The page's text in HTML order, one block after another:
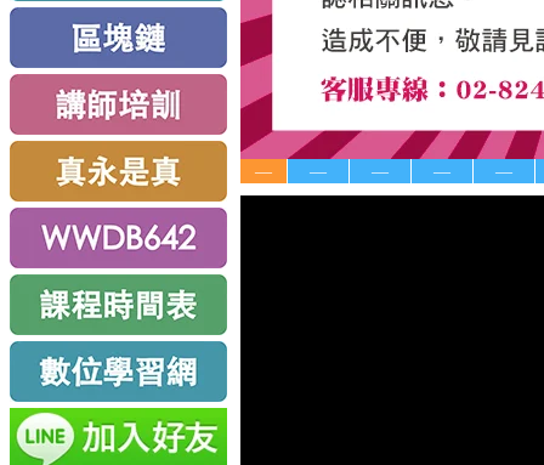
— — — — —